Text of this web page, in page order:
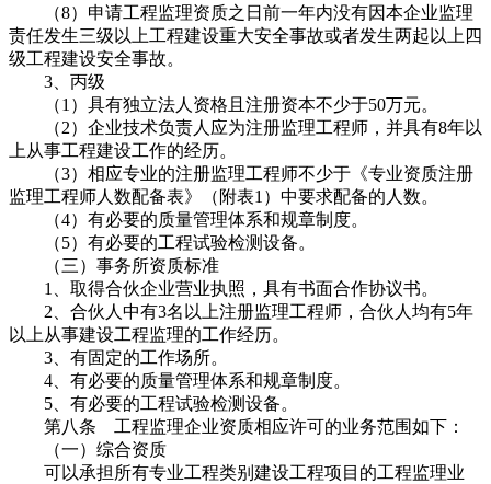
（8）申请工程监理资质之日前一年内没有因本企业监理
责任发生三级以上工程建设重大安全事故或者发生两起以上四
级工程建设安全事故。
3、丙级
（1）具有独立法人资格且注册资本不少于50万元。
（2）企业技术负责人应为注册监理工程师，并具有8年以
上从事工程建设工作的经历。
（3）相应专业的注册监理工程师不少于《专业资质注册
监理工程师人数配备表》（附表1）中要求配备的人数。
（4）有必要的质量管理体系和规章制度。
（5）有必要的工程试验检测设备。
（三）事务所资质标准
1、取得合伙企业营业执照，具有书面合作协议书。
2、合伙人中有3名以上注册监理工程师，合伙人均有5年
以上从事建设工程监理的工作经历。
3、有固定的工作场所。
4、有必要的质量管理体系和规章制度。
5、有必要的工程试验检测设备。
第八条 工程监理企业资质相应许可的业务范围如下：
（一）综合资质
可以承担所有专业工程类别建设工程项目的工程监理业